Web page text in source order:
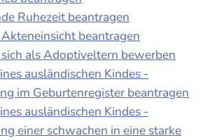
Ruhezeit beantragen
beantragen
als Adoptiveltern bewerben
ausländischen Kindes -
im Geburtenregister beantragen
ausländischen Kindes -
einer schwachen in eine starke